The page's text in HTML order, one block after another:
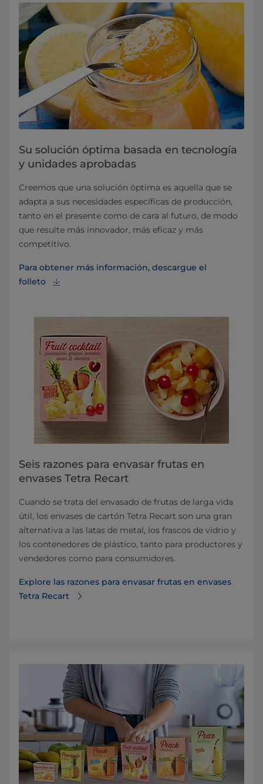
Su solución óptima basada en tecnología
y unidades aprobadas
Creemos que una solución óptima es aquella que se
adapta a sus necesidades específicas de producción,
tanto en el presente como de cara al futuro, de modo
que resulte más innovador, más eficaz y más
competitivo.
Para obtener más información, descargue el
folleto⁠
Seis razones para envasar frutas en
envases Tetra Recart
Cuando se trata del envasado de frutas de larga vida
útil, los envases de cartón Tetra Recart son una gran
alternativa a las latas de metal, los frascos de vidrio y
los contenedores de plástico, tanto para productores y
vendedores como para consumidores.
Explore las razones para envasar frutas en envases
Tetra Recart